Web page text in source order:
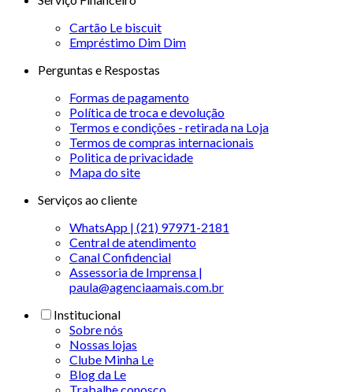
Cartão Le biscuit
Empréstimo Dim Dim
Perguntas e Respostas
Formas de pagamento
Política de troca e devolução
Termos e condições - retirada na Loja
Termos de compras internacionais
Politica de privacidade
Mapa do site
Serviços ao cliente
WhatsApp | (21) 97971-2181
Central de atendimento
Canal Confidencial
Assessoria de Imprensa |
paula@agenciaamais.com.br
Institucional
Sobre nós
Nossas lojas
Clube Minha Le
Blog da Le